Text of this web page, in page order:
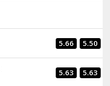
5.66 5.50
5.63 5.63